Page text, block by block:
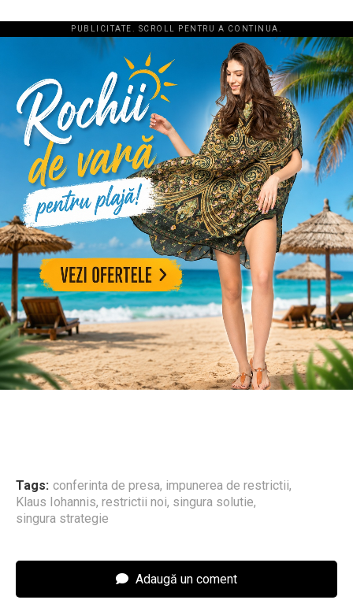
PUBLICITATE. SCROLL PENTRU A CONTINUA.
Tags: conferinta de presa, impunerea de restrictii,
Klaus Iohannis, restrictii noi, singura solutie,
singura strategie
Adaugă un coment